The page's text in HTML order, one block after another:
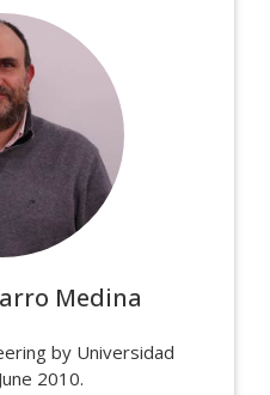
Medina
by Universidad
2010.